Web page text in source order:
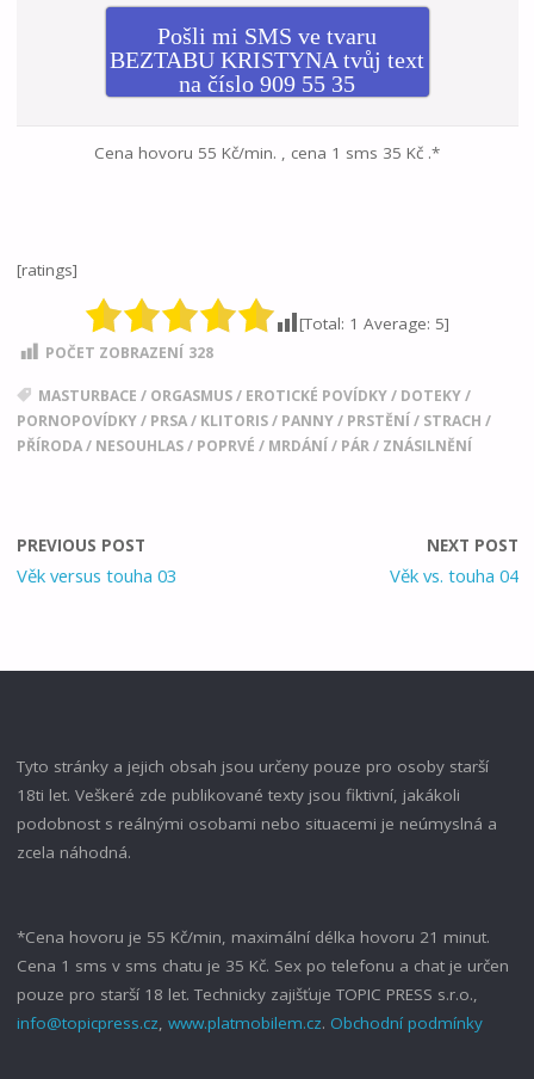
Pošli mi SMS ve tvaru
BEZTABU KRISTYNA tvůj text
na číslo 909 55 35
Cena hovoru 55 Kč/min. , cena 1 sms 35 Kč .*
[ratings]
[Total: 1 Average: 5]
POČET ZOBRAZENÍ 328
MASTURBACE / ORGASMUS/ EROTICKÉ POVÍDKY/ DOTEKY/
PORNOPOVÍDKY/ PRSA/ KLITORIS/ PANNY/ PRSTĚNÍ / STRACH /
PŘÍRODA/ NESOUHLAS/ POPRVÉ / MRDÁNÍ / PÁR/ ZNÁSILNĚNÍ
PREVIOUS POST
Věk versus touha 03
NEXT POST
Věk vs. touha 04
Tyto stránky a jejich obsah jsou určeny pouze pro osoby starší
18ti let. Veškeré zde publikované texty jsou fiktivní, jakákoli
podobnost s reálnými osobami nebo situacemi je neúmyslná a
zcela náhodná.
*Cena hovoru je 55 Kč/min, maximální délka hovoru 21 minut.
Cena 1 sms v sms chatu je 35 Kč. Sex po telefonu a chat je určen
pouze pro starší 18 let. Technicky zajišťuje TOPIC PRESS s.r.o.,
info@topicpress.cz, www.platmobilem.cz. Obchodní podmínky